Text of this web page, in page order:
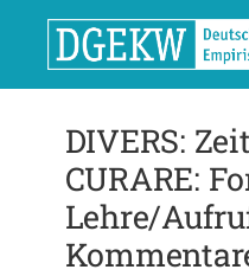
DIVERS:
CURARE:
Lehre/